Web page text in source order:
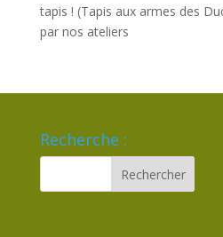
tapis ! (Tapis aux armes des
par nos ateliers
Recherche :